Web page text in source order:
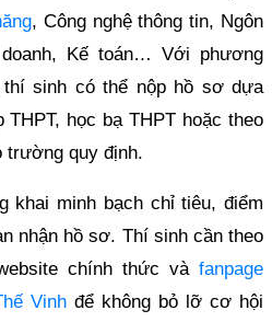
, Công nghệ thông tin, Ngôn
Kế toán… Với phương
sinh có thể nộp hồ sơ dựa
học bạ THPT hoặc theo
trường quy định.
khai minh bạch chỉ tiêu, điểm
nhận hồ sơ. Thí sinh cần theo
chính thức và fanpage
Vinh để không bỏ lỡ cơ hội